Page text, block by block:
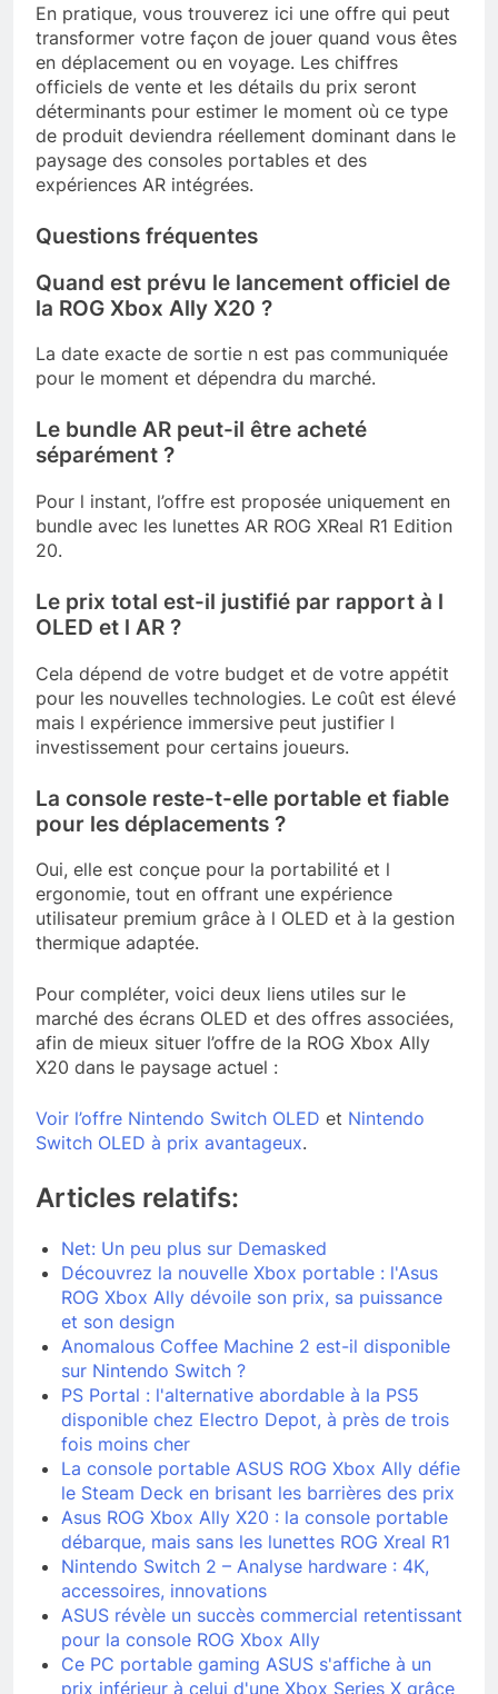
En pratique, vous trouverez ici une offre qui peut
transformer votre façon de jouer quand vous êtes
en déplacement ou en voyage. Les chiffres
officiels de vente et les détails du prix seront
déterminants pour estimer le moment où ce type
de produit deviendra réellement dominant dans le
paysage des consoles portables et des
expériences AR intégrées.
Questions fréquentes
Quand est prévu le lancement officiel de
la ROG Xbox Ally X20 ?
La date exacte de sortie n est pas communiquée
pour le moment et dépendra du marché.
Le bundle AR peut-il être acheté
séparément ?
Pour l instant, l’offre est proposée uniquement en
bundle avec les lunettes AR ROG XReal R1 Edition
20.
Le prix total est-il justifié par rapport à l
OLED et l AR ?
Cela dépend de votre budget et de votre appétit
pour les nouvelles technologies. Le coût est élevé
mais l expérience immersive peut justifier l
investissement pour certains joueurs.
La console reste-t-elle portable et fiable
pour les déplacements ?
Oui, elle est conçue pour la portabilité et l
ergonomie, tout en offrant une expérience
utilisateur premium grâce à l OLED et à la gestion
thermique adaptée.
Pour compléter, voici deux liens utiles sur le
marché des écrans OLED et des offres associées,
afin de mieux situer l’offre de la ROG Xbox Ally
X20 dans le paysage actuel :
Voir l’offre Nintendo Switch OLED et Nintendo
Switch OLED à prix avantageux.
Articles relatifs:
Net: Un peu plus sur Demasked
Découvrez la nouvelle Xbox portable : l'Asus
ROG Xbox Ally dévoile son prix, sa puissance
et son design
Anomalous Coffee Machine 2 est-il disponible
sur Nintendo Switch ?
PS Portal : l'alternative abordable à la PS5
disponible chez Electro Depot, à près de trois
fois moins cher
La console portable ASUS ROG Xbox Ally défie
le Steam Deck en brisant les barrières des prix
Asus ROG Xbox Ally X20 : la console portable
débarque, mais sans les lunettes ROG Xreal R1
Nintendo Switch 2 – Analyse hardware : 4K,
accessoires, innovations
ASUS révèle un succès commercial retentissant
pour la console ROG Xbox Ally
Ce PC portable gaming ASUS s'affiche à un
prix inférieur à celui d'une Xbox Series X grâce